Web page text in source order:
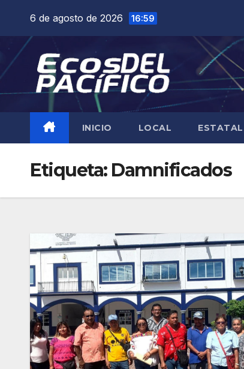
contenido
6 de agosto de 2026 16:59
INICIO LOCAL ESTATAL
Etiqueta: Damnificados